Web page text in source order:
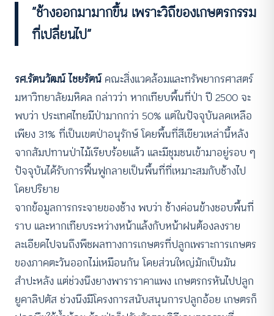
“ช้างออกมามากขึ้น เพราะวิถีของเกษตรกรรม
ที่เปลี่ยนไป”
รศ.รัตนวัฒน์ ไชยรัตน์คณะสิ่งแวดล้อมและทรัพยากรศาสตร์
มหาวิทยาลัยมหิดล กล่าวว่า หากเทียบพื้นที่ป่า ปี 2500 จะ
พบว่า ประเทศไทยมีป่ามากกว่า 50% แต่ในปัจจุบันลดเหลือ
เพียง 31% ที่เป็นเขตป่าอนุรักษ์ โดยพื้นที่สีเขียวเหล่านี้หลัง
จากสัมปทานป่าไม้เรียบร้อยแล้ว และมีชุมชนเข้ามาอยู่รอบ ๆ
ปัจจุบันได้รับการฟื้นฟูกลายเป็นพื้นที่ที่เหมาะสมกับช้างไป
โดยปริยาย
จากข้อมูลการกระจายของช้าง พบว่า ช้างค่อนข้างชอบพื้นที่
ราบ และหากเทียบระหว่างหน้าแล้งกับหน้าฝนต้องลงราย
ละเอียดไปจนถึงพืชผลทางการเกษตรที่ปลูกเพราะการเกษตร
ของภาคตะวันออกไม่เหมือนกัน โดยส่วนใหญ่มักเป็นมัน
สำปะหลัง แต่ช่วงนึงยางพาราราคาแพง เกษตรกรหันไปปลูก
ยูคาลิปตัส ช่วงนึงมีโครงการสนับสนุนการปลูกอ้อย เกษตรก็